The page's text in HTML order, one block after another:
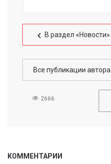
В раздел «Новости»
Все публикации автора
2666
КОММЕНТАРИИ